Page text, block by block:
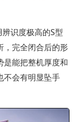
识度极高的S型
，完全闭合后的形
是能把整机厚度和
不会有明显坠手